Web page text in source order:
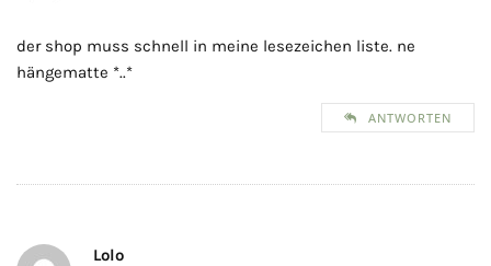
der shop muss schnell in meine lesezeichen liste. ne
hängematte *..*
ANTWORTEN
Lolo